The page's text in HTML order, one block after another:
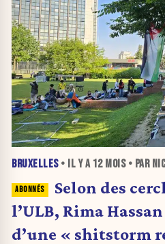
BRUXELLES• IL Y A 12 MOIS• PAR
Selon des
l’ULB, Rima
d’une « shitstorm